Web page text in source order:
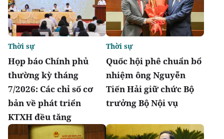
Họp báo Chính phủ
thường kỳ tháng
7/2026: Các chỉ số cơ
bản về phát triển
KTXH đều tăng
Thời sự
Quốc hội phê chuẩn bổ
nhiệm ông Nguyễn
Tiến Hải giữ chức Bộ
trưởng Bộ Nội vụ
Thời sự